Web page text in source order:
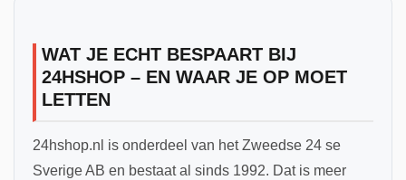
WAT JE ECHT BESPAART BIJ
24HSHOP – EN WAAR JE OP MOET
LETTEN
24hshop.nl is onderdeel van het Zweedse 24 se
Sverige AB en bestaat al sinds 1992. Dat is meer